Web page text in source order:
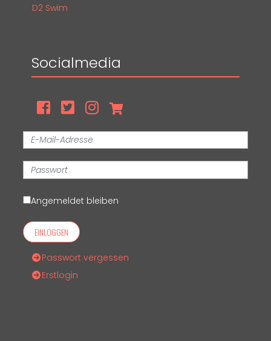
D2 Swim
Socialmedia
Angemeldet bleiben
EINLOGGEN
Passwort vergessen
Erstlogin